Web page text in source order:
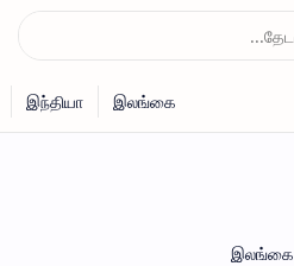
இலங்கை